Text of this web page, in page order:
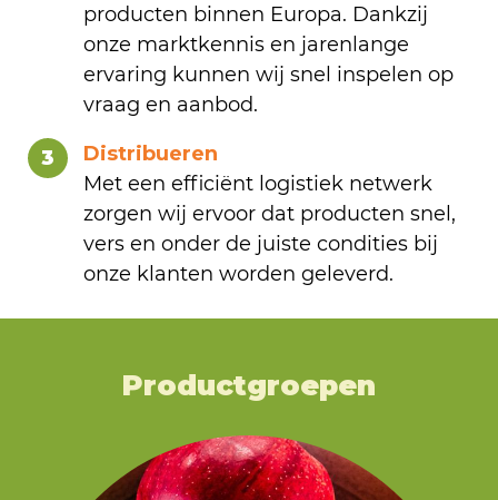
producten binnen Europa. Dankzij
onze marktkennis en jarenlange
ervaring kunnen wij snel inspelen op
vraag en aanbod.
3
Distribueren
Met een efficiënt logistiek netwerk
zorgen wij ervoor dat producten snel,
vers en onder de juiste condities bij
onze klanten worden geleverd.
Productgroepen